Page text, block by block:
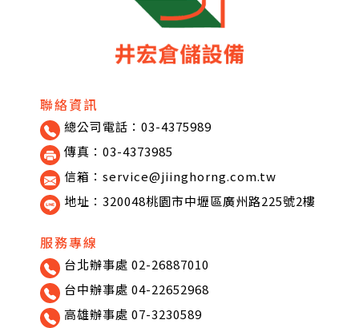
聯絡資訊
總公司電話：03-4375989
傳真：03-4373985
信箱：service@jiinghorng.com.tw
地址：320048桃園市中壢區廣州路225號2樓
服務專線
台北辦事處 02-26887010
台中辦事處 04-22652968
高雄辦事處 07-3230589